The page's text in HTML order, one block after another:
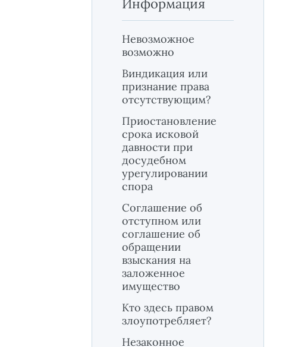
Информация
Невозможное
возможно
Виндикация или
признание права
отсутствующим?
Приостановление
срока исковой
давности при
досудебном
урегулировании
спора
Соглашение об
отступном или
соглашение об
обращении
взыскания на
заложенное
имущество
Кто здесь правом
злоупотребляет?
Незаконное